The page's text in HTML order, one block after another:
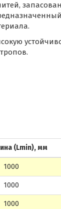
(Lmin), мм
1000
1000
1000